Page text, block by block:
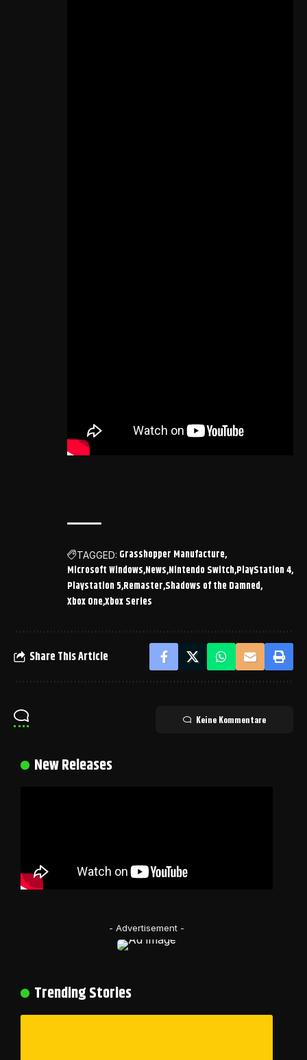
TAGGED: Grasshopper Manufacture
Microsoft Windows News Nintendo Switch PlayStation 4
Playstation 5 Remaster Shadows of the Damned
Xbox OneXbox Series
Share This Article
Keine Kommentare
New Releases
- Advertisement -
Trending Stories